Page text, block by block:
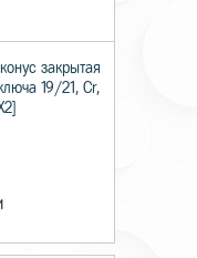
закрытая
19/21, Cr,